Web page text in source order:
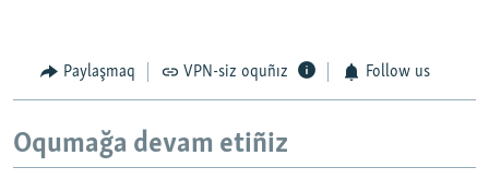
Paylaşmaq VPN-siz oquñız Follow us
Oqumağa devam etiñiz